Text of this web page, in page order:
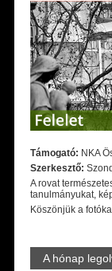
Támogató: NKA
Szerkesztő:
A rovat
tanulmányukat,
Köszönjük a
A hónap